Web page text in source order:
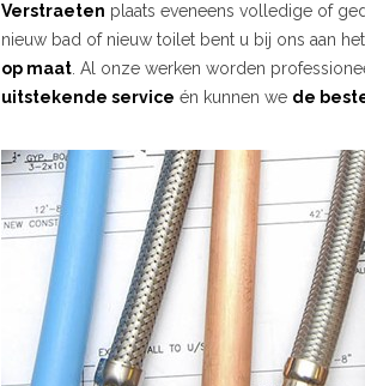
Verstraeten plaats eveneens volledige of
nieuw bad of nieuw toilet bent u bij ons aan
op maat . Al onze werken worden
uitstekende service én kunnen we de